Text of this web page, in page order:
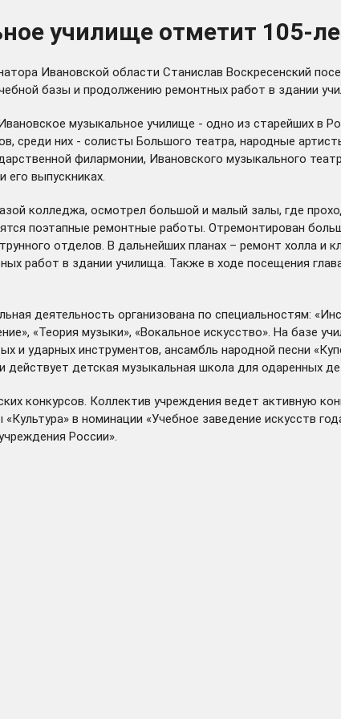
училище отметит 105-
Ивановской области Станислав Воскресенский
базы и продолжению ремонтных работ в здании
музыкальное училище - одно из старейших в
среди них - солисты Большого театра, народные
филармонии, Ивановского музыкального
его выпускниках.
колледжа, осмотрел большой и малый залы, где
поэтапные ремонтные работы. Отремонтирован
отделов. В дальнейших планах – ремонт холла и
работ в здании училища. Также в ходе посещения
деятельность организована по специальностям:
«Теория музыки», «Вокальное искусство». На базе
и ударных инструментов, ансамбль народной песни
детская музыкальная школа для одаренных
конкурсов. Коллектив учреждения ведет активную
в номинации «Учебное заведение искусств
России».